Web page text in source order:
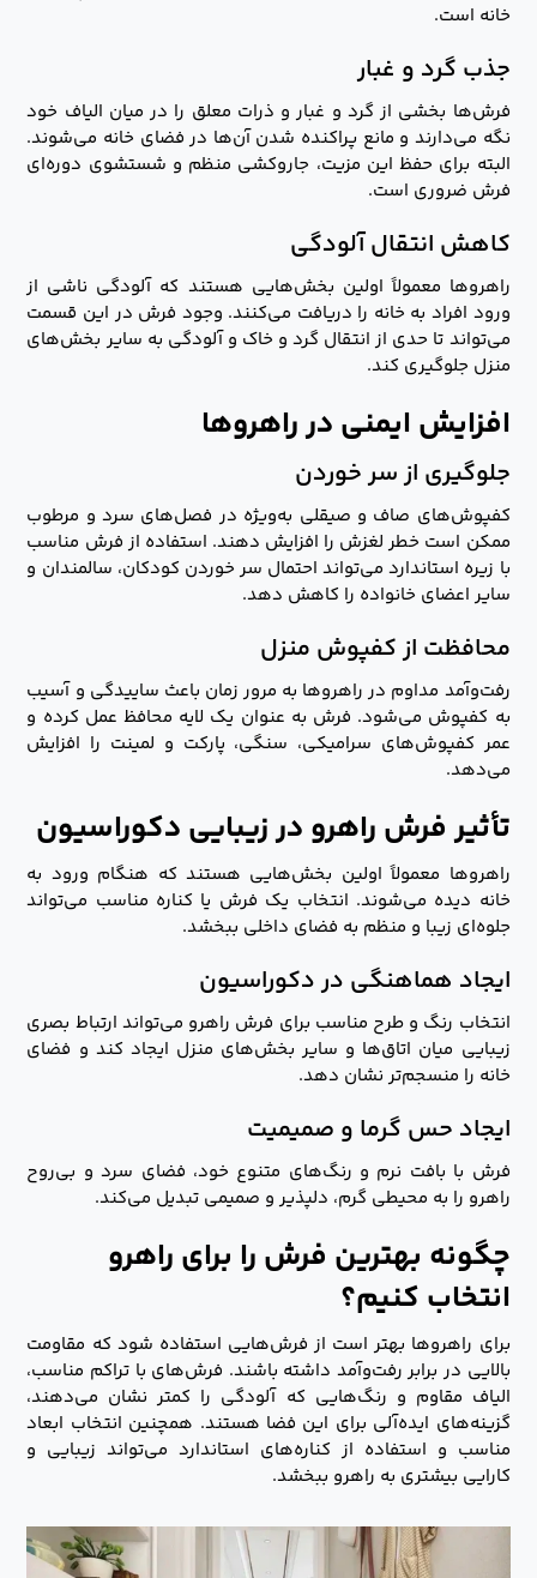
خانه است.
جذب گرد و غبار
فرش‌ها بخشی از گرد و غبار و ذرات معلق را در میان الیاف خود
نگه می‌دارند و مانع پراکنده شدن آن‌ها در فضای خانه می‌شوند.
البته برای حفظ این مزیت، جاروکشی منظم و شستشوی دوره‌ای
فرش ضروری است.
کاهش انتقال آلودگی
راهروها معمولاً اولین بخش‌هایی هستند که آلودگی ناشی از
ورود افراد به خانه را دریافت می‌کنند. وجود فرش در این قسمت
می‌تواند تا حدی از انتقال گرد و خاک و آلودگی به سایر بخش‌های
منزل جلوگیری کند.
افزایش ایمنی در راهروها
جلوگیری از سر خوردن
کفپوش‌های صاف و صیقلی به‌ویژه در فصل‌های سرد و مرطوب
ممکن است خطر لغزش را افزایش دهند. استفاده از فرش مناسب
با زیره استاندارد می‌تواند احتمال سر خوردن کودکان، سالمندان و
سایر اعضای خانواده را کاهش دهد.
محافظت از کفپوش منزل
رفت‌وآمد مداوم در راهروها به مرور زمان باعث ساییدگی و آسیب
به کفپوش می‌شود. فرش به عنوان یک لایه محافظ عمل کرده و
عمر کفپوش‌های سرامیکی، سنگی، پارکت و لمینت را افزایش
می‌دهد.
تأثیر فرش راهرو در زیبایی دکوراسیون
راهروها معمولاً اولین بخش‌هایی هستند که هنگام ورود به
خانه دیده می‌شوند. انتخاب یک فرش یا کناره مناسب می‌تواند
جلوه‌ای زیبا و منظم به فضای داخلی ببخشد.
ایجاد هماهنگی در دکوراسیون
انتخاب رنگ و طرح مناسب برای فرش راهرو می‌تواند ارتباط بصری
زیبایی میان اتاق‌ها و سایر بخش‌های منزل ایجاد کند و فضای
خانه را منسجم‌تر نشان دهد.
ایجاد حس گرما و صمیمیت
فرش با بافت نرم و رنگ‌های متنوع خود، فضای سرد و بی‌روح
راهرو را به محیطی گرم، دلپذیر و صمیمی تبدیل می‌کند.
چگونه بهترین فرش را برای راهرو
انتخاب کنیم؟
برای راهروها بهتر است از فرش‌هایی استفاده شود که مقاومت
بالایی در برابر رفت‌وآمد داشته باشند. فرش‌های با تراکم مناسب،
الیاف مقاوم و رنگ‌هایی که آلودگی را کمتر نشان می‌دهند،
گزینه‌های ایده‌آلی برای این فضا هستند. همچنین انتخاب ابعاد
مناسب و استفاده از کناره‌های استاندارد می‌تواند زیبایی و
کارایی بیشتری به راهرو ببخشد.